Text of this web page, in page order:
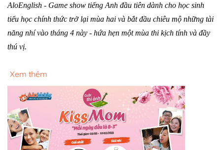
AloEnglish - Game show tiếng Anh đầu tiên dành cho học sinh
tiểu học chính thức trở lại mùa hai và bắt đầu chiêu mộ những tài
năng nhí vào tháng 4 này - hứa hẹn một mùa thi kịch tính và đầy
thú vị.
Xem thêm